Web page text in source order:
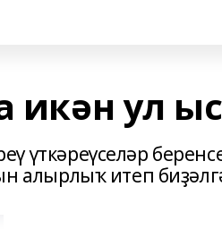
икән ул
үткәреүселәр
алырлыҡ итеп